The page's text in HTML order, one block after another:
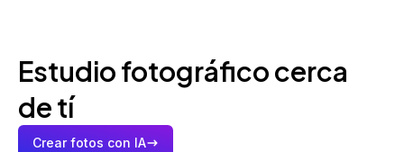
Estudio fotográfico cerca
de tí
Crear fotos con IA